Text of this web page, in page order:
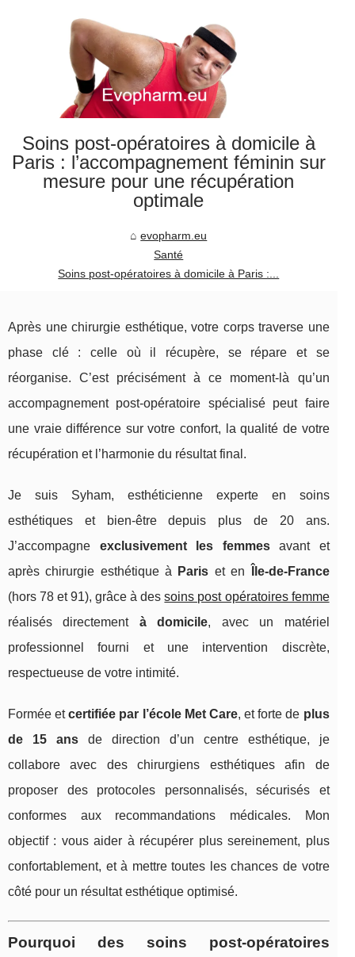
Soins post-opératoires à domicile à
Paris : l’accompagnement féminin sur
mesure pour une récupération
optimale
evopharm.eu
Santé
Soins post-opératoires à domicile à Paris :...
Après une chirurgie esthétique, votre corps traverse une
phase clé : celle où il récupère, se répare et se
réorganise. C’est précisément à ce moment-là qu’un
accompagnement post-opératoire spécialisé peut faire
une vraie différence sur votre confort, la qualité de votre
récupération et l’harmonie du résultat final.
Je suis Syham, esthéticienne experte en soins
esthétiques et bien-être depuis plus de 20 ans.
J’accompagne exclusivement les femmesavant et
après chirurgie esthétique à
Paris et en
Île-de-France
(hors 78 et 91), grâce à dessoins post opératoires femme
réalisés directement à domicile, avec un matériel
professionnel fourni et une intervention discrète,
respectueuse de votre intimité.
Formée etcertifiée par l’école Met Care, et forte de plus
de 15 ansde direction d’un centre esthétique, je
collabore avec des chirurgiens esthétiques afin de
proposer des protocoles personnalisés, sécurisés et
conformes aux recommandations médicales. Mon
objectif : vous aider à récupérer plus sereinement, plus
confortablement, et à mettre toutes les chances de votre
côté pour un résultat esthétique optimisé.
Pourquoi des soins post-opératoires